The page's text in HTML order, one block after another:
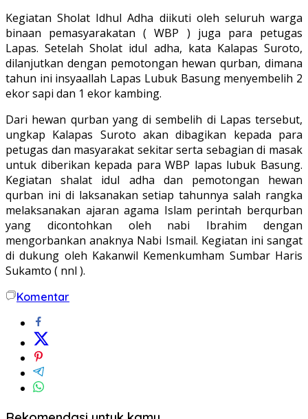
Kegiatan Sholat Idhul Adha diikuti oleh seluruh warga
binaan pemasyarakatan ( WBP ) juga para petugas
Lapas. Setelah Sholat idul adha, kata Kalapas Suroto,
dilanjutkan dengan pemotongan hewan qurban, dimana
tahun ini insyaallah Lapas Lubuk Basung menyembelih 2
ekor sapi dan 1 ekor kambing.
Dari hewan qurban yang di sembelih di Lapas tersebut,
ungkap Kalapas Suroto akan dibagikan kepada para
petugas dan masyarakat sekitar serta sebagian di masak
untuk diberikan kepada para WBP lapas lubuk Basung.
Kegiatan shalat idul adha dan pemotongan hewan
qurban ini di laksanakan setiap tahunnya salah rangka
melaksanakan ajaran agama Islam perintah berqurban
yang dicontohkan oleh nabi Ibrahim dengan
mengorbankan anaknya Nabi Ismail. Kegiatan ini sangat
di dukung oleh Kakanwil Kemenkumham Sumbar Haris
Sukamto ( nnl ).
Komentar